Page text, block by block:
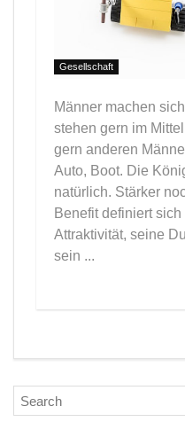
Gesellschaft
Männer machen
stehen gern im
gern anderen
Auto, Boot. Die
natürlich. Stärker
Benefit definiert
Attraktivität, seine
sein ...